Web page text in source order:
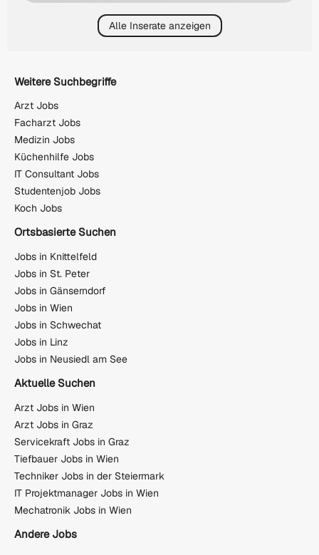
Alle Inserate anzeigen
Weitere Suchbegriffe
Arzt Jobs
Facharzt Jobs
Medizin Jobs
Küchenhilfe Jobs
IT Consultant Jobs
Studentenjob Jobs
Koch Jobs
Ortsbasierte Suchen
Jobs in Knittelfeld
Jobs in St. Peter
Jobs in Gänserndorf
Jobs in Wien
Jobs in Schwechat
Jobs in Linz
Jobs in Neusiedl am See
Aktuelle Suchen
Arzt Jobs in Wien
Arzt Jobs in Graz
Servicekraft Jobs in Graz
Tiefbauer Jobs in Wien
Techniker Jobs in der Steiermark
IT Projektmanager Jobs in Wien
Mechatronik Jobs in Wien
Andere Jobs